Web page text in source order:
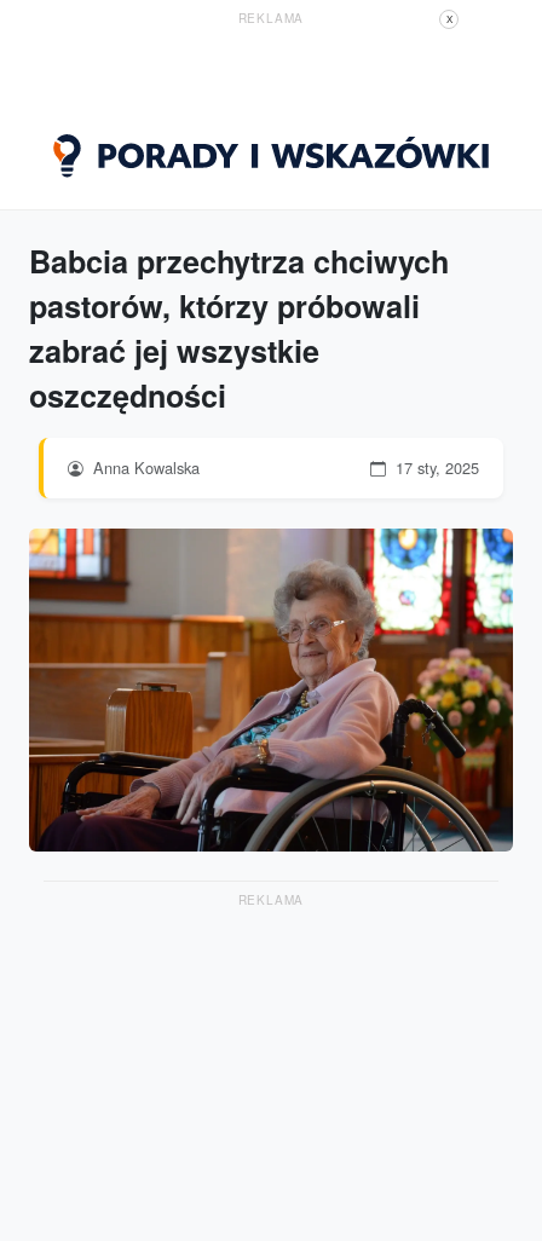
REKLAMA X
Babcia przechytrza chciwych
pastorów, którzy próbowali
zabrać jej wszystkie
oszczędności
Anna Kowalska 17 sty, 2025
REKLAMA